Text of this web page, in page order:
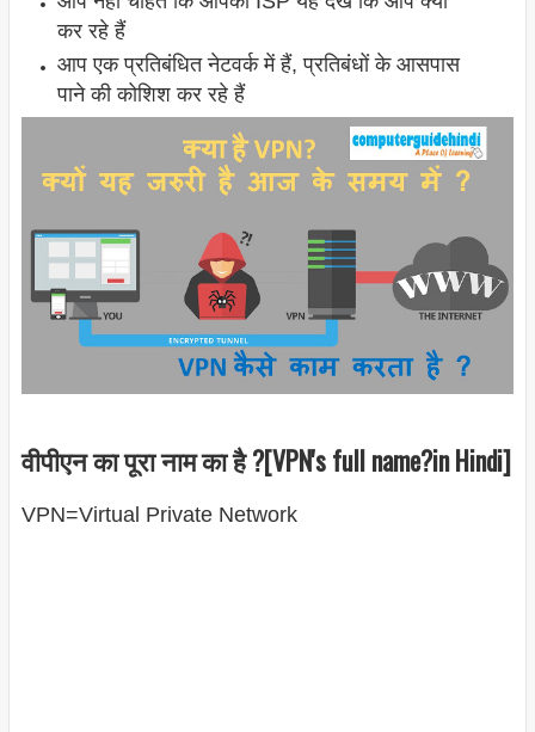
कर रहे हैं
आप एक प्रतिबंधित नेटवर्क में हैं, प्रतिबंधों के आसपास
पाने की कोशिश कर रहे हैं
वीपीएन का पूरा नाम का है ?[VPN's full name?in Hindi]
VPN=Virtual Private Network